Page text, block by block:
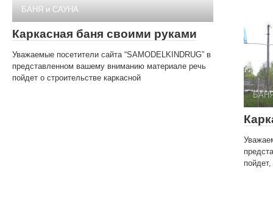
БАНЯ и САУНА
Каркасная баня своими руками
Уважаемые посетители сайта “SAMODELKINDRUG” в
представленном вашему вниманию материале речь
пойдет о строительстве каркасной